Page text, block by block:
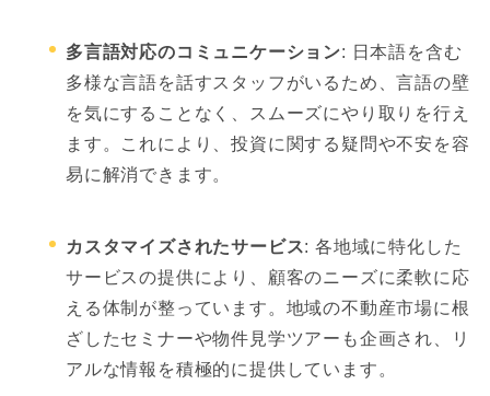
多言語対応のコミュニケーション: 日本語を含む
多様な言語を話すスタッフがいるため、言語の壁
を気にすることなく、スムーズにやり取りを行え
ます。これにより、投資に関する疑問や不安を容
易に解消できます。
カスタマイズされたサービス: 各地域に特化した
サービスの提供により、顧客のニーズに柔軟に応
える体制が整っています。地域の不動産市場に根
ざしたセミナーや物件見学ツアーも企画され、リ
アルな情報を積極的に提供しています。